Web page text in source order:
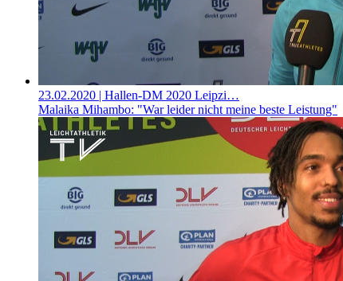
23.02.2020 | Hallen-DM 2020 Leipzi…
Malaika Mihambo: "War leider nicht meine beste Leistung"